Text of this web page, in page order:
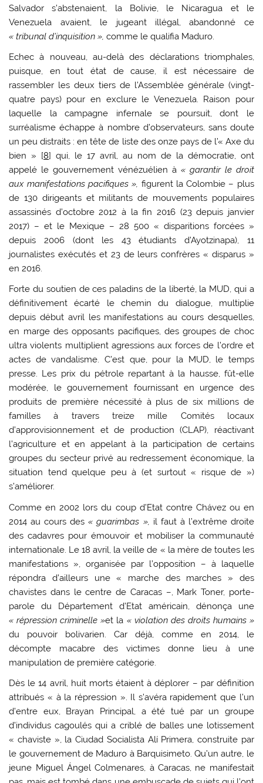
Salvador s’abstenaient, la Bolivie, le Nicaragua et le
Venezuela avaient, le jugeant illégal, abandonné ce
« tribunal d’inquisition », comme le qualifia Maduro.
Echec à nouveau, au-delà des déclarations triomphales,
puisque, en tout état de cause, il est nécessaire de
rassembler les deux tiers de l’Assemblée générale (vingt-
quatre pays) pour en exclure le Venezuela. Raison pour
laquelle la campagne infernale se poursuit, dont le
surréalisme échappe à nombre d’observateurs, sans doute
un peu distraits : en tête de liste des onze pays de l’« Axe du
bien » [8] qui, le 17 avril, au nom de la démocratie, ont
appelé le gouvernement vénézuélien à « garantir le droit
aux manifestations pacifiques », figurent la Colombie – plus
de 130 dirigeants et militants de mouvements populaires
assassinés d’octobre 2012 à la fin 2016 (23 depuis janvier
2017) – et le Mexique – 28 500 « disparitions forcées »
depuis 2006 (dont les 43 étudiants d’Ayotzinapa), 11
journalistes exécutés et 23 de leurs confrères « disparus »
en 2016.
Forte du soutien de ces paladins de la liberté, la MUD, qui a
définitivement écarté le chemin du dialogue, multiplie
depuis début avril les manifestations au cours desquelles,
en marge des opposants pacifiques, des groupes de choc
ultra violents multiplient agressions aux forces de l’ordre et
actes de vandalisme. C’est que, pour la MUD, le temps
presse. Les prix du pétrole repartant à la hausse, fût-elle
modérée, le gouvernement fournissant en urgence des
produits de première nécessité à plus de six millions de
familles à travers treize mille Comités locaux
d’approvisionnement et de production (CLAP), réactivant
l’agriculture et en appelant à la participation de certains
groupes du secteur privé au redressement économique, la
situation tend quelque peu à (et surtout « risque de »)
s’améliorer.
Comme en 2002 lors du coup d’Etat contre Chávez ou en
2014 au cours des« guarimbas », il faut à l’extrême droite
des cadavres pour émouvoir et mobiliser la communauté
internationale. Le 18 avril, la veille de « la mère de toutes les
manifestations », organisée par l’opposition – à laquelle
répondra d’ailleurs une « marche des marches » des
chavistes dans le centre de Caracas –, Mark Toner, porte-
parole du Département d’Etat américain, dénonça une
« répression criminelle »et la « violation des droits humains »
du pouvoir bolivarien. Car déjà, comme en 2014, le
décompte macabre des victimes donne lieu à une
manipulation de première catégorie.
Dès le 14 avril, huit morts étaient à déplorer – par définition
attribués « à la répression ». Il s’avéra rapidement que l’un
d’entre eux, Brayan Principal, a été tué par un groupe
d’individus cagoulés qui a criblé de balles une lotissement
« chaviste », la Ciudad Socialista Alí Primera, construite par
le gouvernement de Maduro à Barquisimeto. Qu’un autre, le
jeune Miguel Ángel Colmenares, à Caracas, ne manifestait